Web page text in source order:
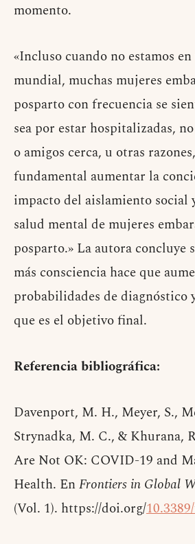
momento.
«Incluso cuando no estamos
mundial, muchas mujeres
posparto con frecuencia se
sea por estar hospitalizadas,
o amigos cerca, u otras
fundamental aumentar la
impacto del aislamiento social
salud mental de mujeres
posparto.» La autora concluye
más consciencia hace que
probabilidades de diagnóstico
que es el objetivo final.
Referencia bibliográfica:
Davenport, M. H., Meyer, S.,
Strynadka, M. C., & Khurana,
Are Not OK: COVID-19 and
Health. EnFrontiers in Global
(Vol. 1). https://doi.org/